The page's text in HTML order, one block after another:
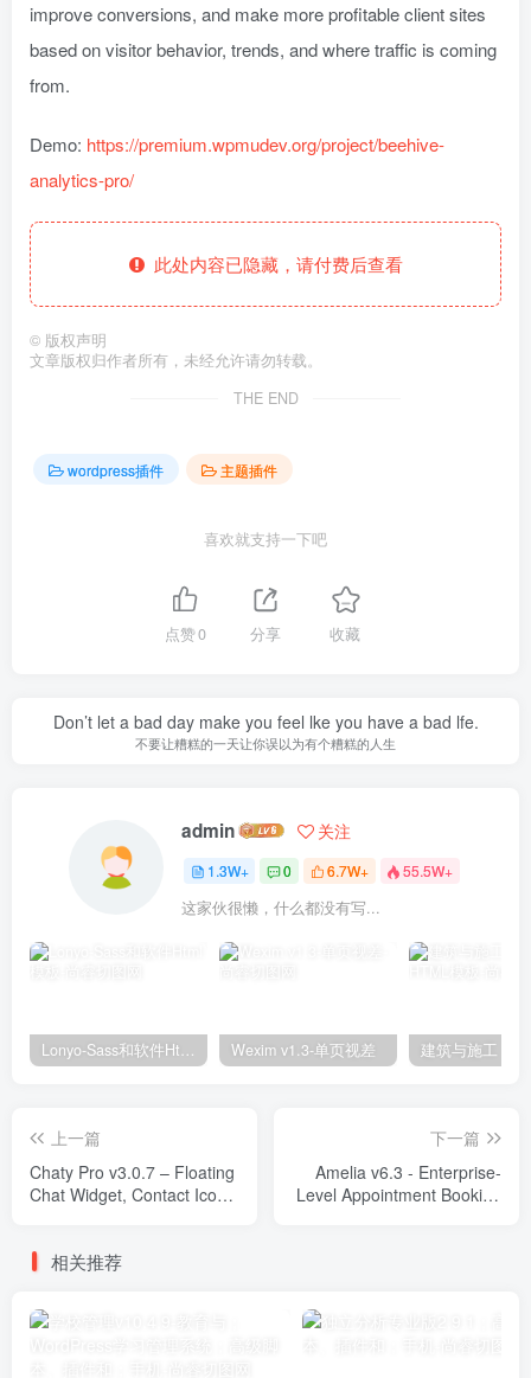
improve conversions, and make more profitable client sites
based on visitor behavior, trends, and where traffic is coming
from.
Demo: https://premium.wpmudev.org/project/beehive-
analytics-pro/
此处内容已隐藏，请付费后查看
© 版权声明
文章版权归作者所有，未经允许请勿转载。
THE END
wordpress插件 主题插件
喜欢就支持一下吧
点赞0 分享 收藏
Don’t let a bad day make you feel lke you have a bad lfe.
不要让糟糕的一天让你误以为有个糟糕的人生
admin 关注
1.3W+ 0 6.7W+ 55.5W+
这家伙很懒，什么都没有写...
Lonyo-Sass和软件Html模板 Wexim v1.3-单页视差
上一篇
Chaty Pro v3.0.7 – Floating
Chat Widget, Contact Icons,
Plugins
下一篇
Amelia v6.3 - Enterprise-
Level Appointment Booking
相关推荐